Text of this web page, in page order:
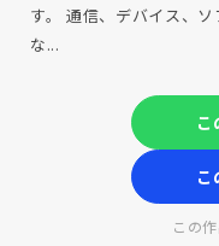
す。 通信、デバイス、
な...
こ
こ
この